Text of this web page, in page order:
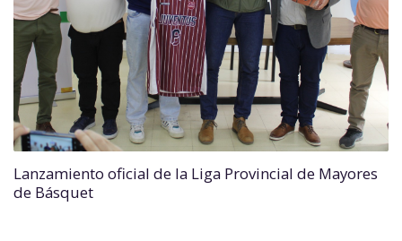
Lanzamiento oficial de la Liga Provincial de Mayores
de Básquet